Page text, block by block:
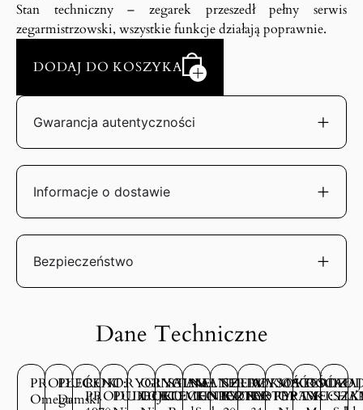
Stan techniczny – zegarek przeszedł pełny serwis
zegarmistrzowski, wszystkie funkcje działają poprawnie.
DODAJ DO KOSZYKA
Gwarancja autentyczności
Informacje o dostawie
Bezpieczeństwo
Dane Techniczne
PRODUCENT:
Omega
PŁEĆ:
Damski
ROK
PRODUKCJI:
ORYGINALNE
PUDEŁKO:
ORYGINALNE
DOKUMENTY:
STAN
TECHNICZNY:
MATERIAŁ
KOPERTY:
SZEROKOŚĆ
KOPERTY:
WYSOKOŚĆ
KOPERTY:
MATERIAŁ
OPASKI:
RODZAJ